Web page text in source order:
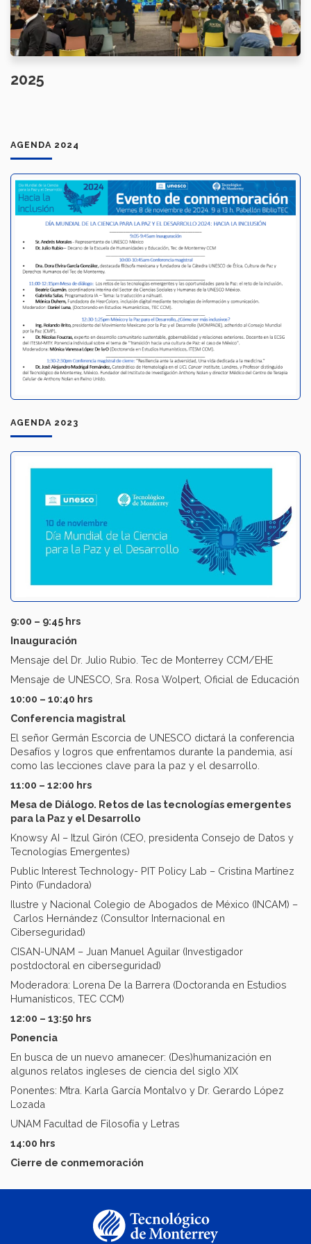
2025
AGENDA 2024
AGENDA 2023
9:00 – 9:45 hrs
Inauguración
Mensaje del Dr. Julio Rubio. Tec de Monterrey CCM/EHE
Mensaje de UNESCO, Sra. Rosa Wolpert, Oficial de Educación
10:00 – 10:40 hrs
Conferencia magistral
El señor Germán Escorcia de UNESCO dictará la conferencia
Desafíos y logros que enfrentamos durante la pandemia, así
como las lecciones clave para la paz y el desarrollo.
11:00 – 12:00 hrs
Mesa de Diálogo. Retos de las tecnologías emergentes
para la Paz y el Desarrollo
Knowsy AI – Itzul Girón (CEO, presidenta Consejo de Datos y
Tecnologías Emergentes)
Public Interest Technology- PIT Policy Lab – Cristina Martínez
Pinto (Fundadora)
Ilustre y Nacional Colegio de Abogados de México (INCAM) –
Carlos Hernández (Consultor Internacional en
Ciberseguridad)
CISAN-UNAM – Juan Manuel Aguilar (Investigador
postdoctoral en ciberseguridad)
Moderadora: Lorena De la Barrera (Doctoranda en Estudios
Humanísticos, TEC CCM)
12:00 – 13:50 hrs
Ponencia
En busca de un nuevo amanecer: (Des)humanización en
algunos relatos ingleses de ciencia del siglo XIX
Ponentes: Mtra. Karla García Montalvo y Dr. Gerardo López
Lozada
UNAM Facultad de Filosofía y Letras
14:00 hrs
Cierre de conmemoración